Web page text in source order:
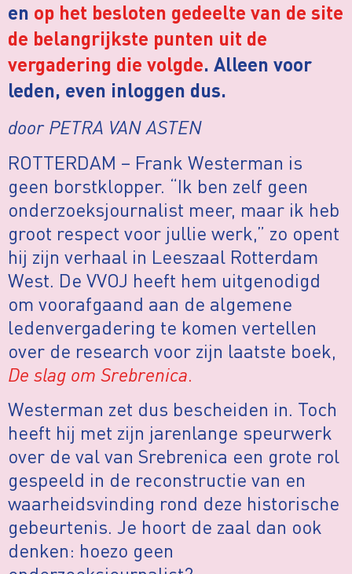
en op het besloten gedeelte van de site
de belangrijkste punten uit de
vergadering die volgde. Alleen voor
leden, even inloggen dus.
door PETRA VAN ASTEN
ROTTERDAM – Frank Westerman is
geen borstklopper. “Ik ben zelf geen
onderzoeksjournalist meer, maar ik heb
groot respect voor jullie werk,” zo opent
hij zijn verhaal in Leeszaal Rotterdam
West. De VVOJ heeft hem uitgenodigd
om voorafgaand aan de algemene
ledenvergadering te komen vertellen
over de research voor zijn laatste boek,
De slag om Srebrenica.
Westerman zet dus bescheiden in. Toch
heeft hij met zijn jarenlange speurwerk
over de val van Srebrenica een grote rol
gespeeld in de reconstructie van en
waarheidsvinding rond deze historische
gebeurtenis. Je hoort de zaal dan ook
denken: hoezo geen